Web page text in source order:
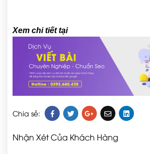
Xem chi tiết tại
Chia sẻ:
Nhận Xét Của Khách Hàng